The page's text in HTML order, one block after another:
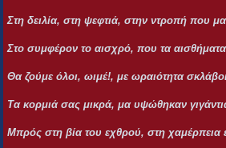
Στη δειλία, στη ψεφτιά, στην ντροπή που
Στο συμφέρον το αισχρό, που τα αισθήματα
Θα ζούμε όλοι, ωιμέ!, με ωραιότητα
Τα κορμιά σας μικρά, μα υψώθηκαν
Μπρός στη βία του εχθρού, στη χαμέρπεια